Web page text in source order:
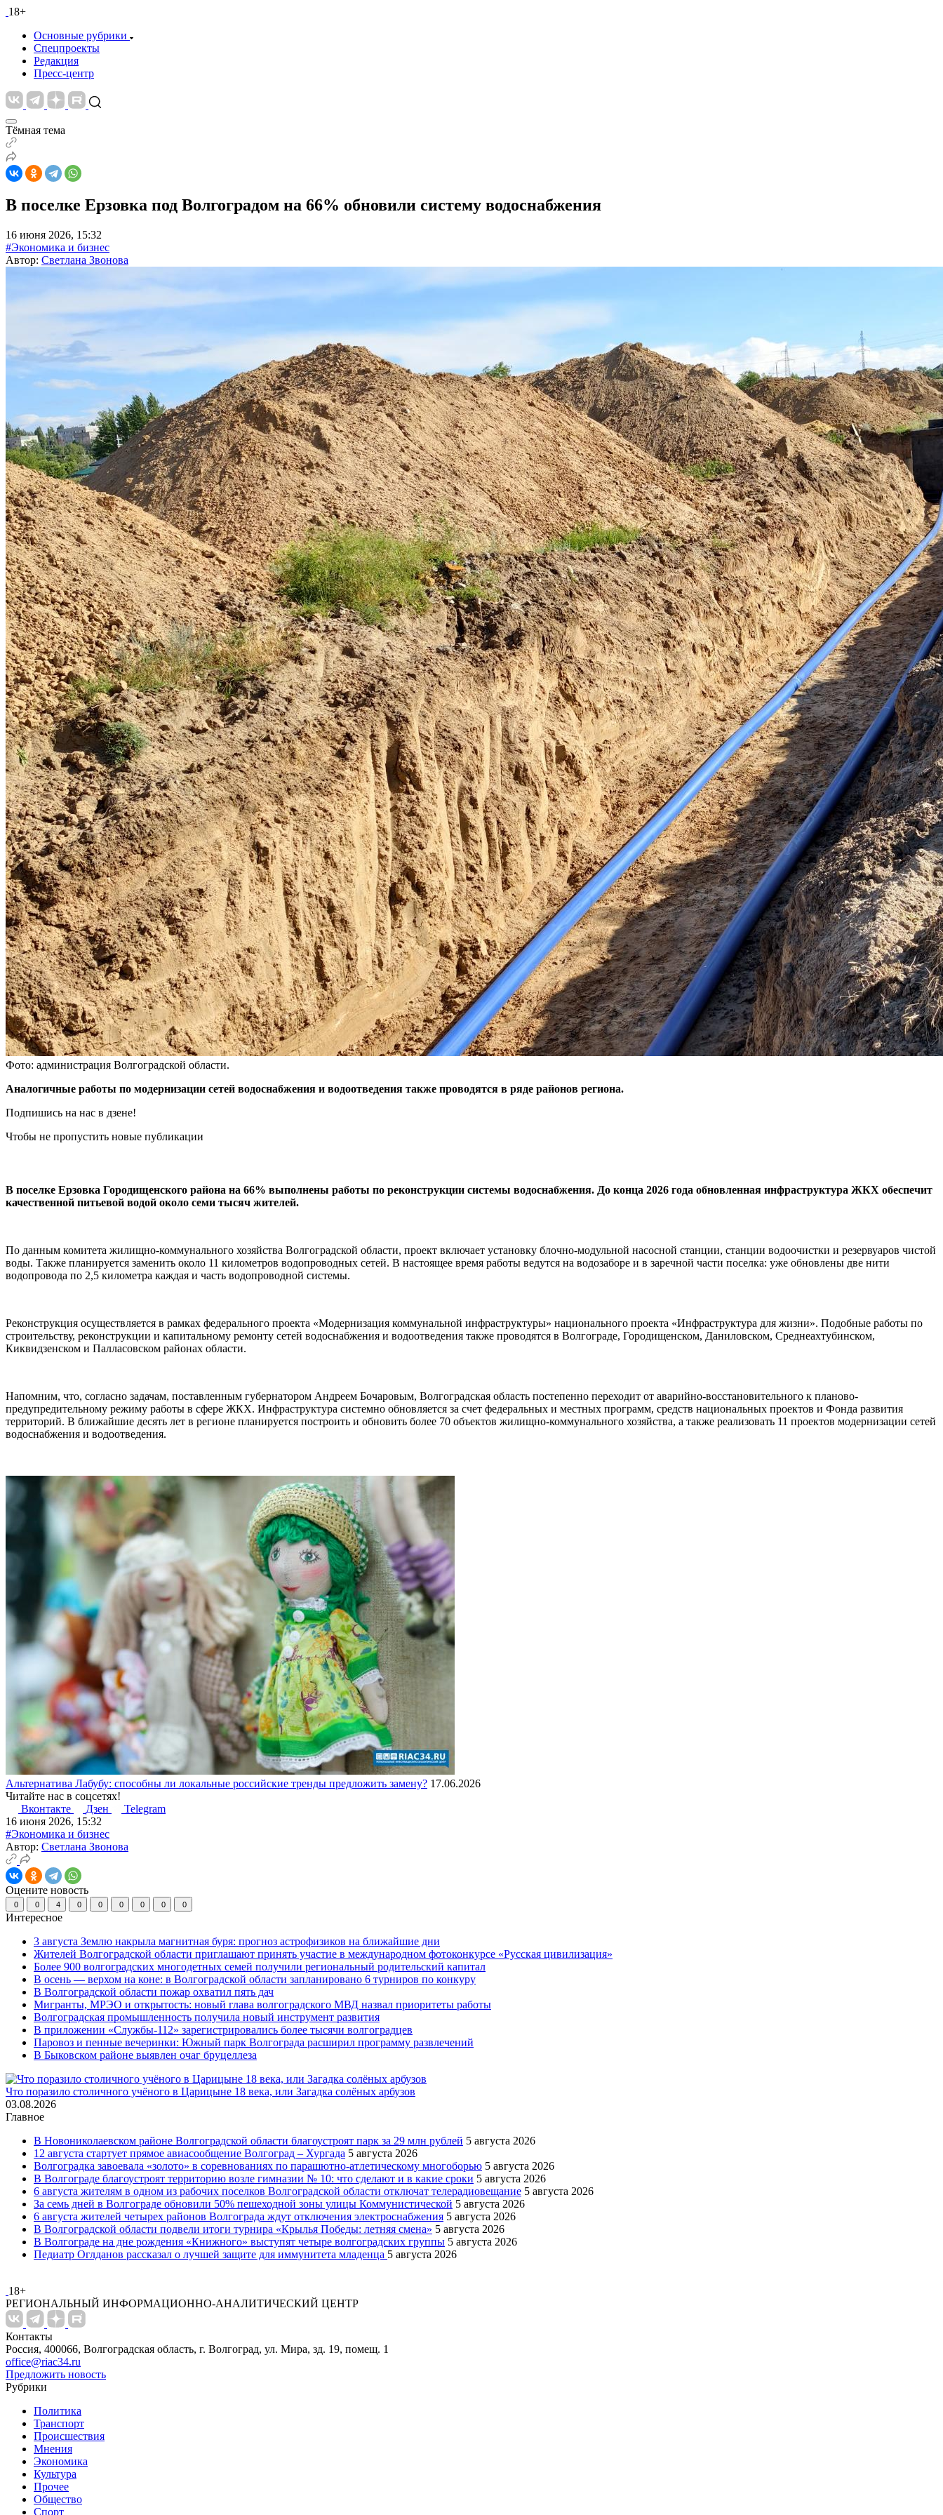
18+
Основные рубрики
Спецпроекты
Редакция
Пресс-центр
Тёмная тема
В поселке Ерзовка под Волгоградом на 66% обновили систему водоснабжения
16 июня 2026, 15:32
#Экономика и бизнес
Автор: Светлана Звонова
Фото: администрация Волгоградской области.
Аналогичные работы по модернизации сетей водоснабжения и водоотведения также проводятся в ряде районов региона.
Подпишись на нас в дзене!
Чтобы не пропустить новые публикации
В поселке Ерзовка Городищенского района на 66% выполнены работы по реконструкции системы водоснабжения. До конца 2026 года обновленная инфраструктура ЖКХ обеспечит
качественной питьевой водой около семи тысяч жителей.
По данным комитета жилищно-коммунального хозяйства Волгоградской области, проект включает установку блочно-модульной насосной станции, станции водоочистки и резервуаров чистой
воды. Также планируется заменить около 11 километров водопроводных сетей. В настоящее время работы ведутся на водозаборе и в заречной части поселка: уже обновлены две нити
водопровода по 2,5 километра каждая и часть водопроводной системы.
Реконструкция осуществляется в рамках федерального проекта «Модернизация коммунальной инфраструктуры» национального проекта «Инфраструктура для жизни». Подобные работы по
строительству, реконструкции и капитальному ремонту сетей водоснабжения и водоотведения также проводятся в Волгограде, Городищенском, Даниловском, Среднеахтубинском,
Киквидзенском и Палласовском районах области.
Напомним, что, согласно задачам, поставленным губернатором Андреем Бочаровым, Волгоградская область постепенно переходит от аварийно-восстановительного к планово-
предупредительному режиму работы в сфере ЖКХ. Инфраструктура системно обновляется за счет федеральных и местных программ, средств национальных проектов и Фонда развития
территорий. В ближайшие десять лет в регионе планируется построить и обновить более 70 объектов жилищно-коммунального хозяйства, а также реализовать 11 проектов модернизации сетей
водоснабжения и водоотведения.
Альтернатива Лабубу: способны ли локальные российские тренды предложить замену? 17.06.2026
Читайте нас в соцсетях!
Вконтакте
Дзен
Telegram
16 июня 2026, 15:32
#Экономика и бизнес
Автор: Светлана Звонова
Оцените новость
0 0 4 0 0 0 0 0 0
Интересное
3 августа Землю накрыла магнитная буря: прогноз астрофизиков на ближайшие дни
Жителей Волгоградской области приглашают принять участие в международном фотоконкурсе «Русская цивилизация»
Более 900 волгоградских многодетных семей получили региональный родительский капитал
В осень — верхом на коне: в Волгоградской области запланировано 6 турниров по конкуру
В Волгоградской области пожар охватил пять дач
Мигранты, МРЭО и открытость: новый глава волгоградского МВД назвал приоритеты работы
Волгоградская промышленность получила новый инструмент развития
В приложении «Службы-112» зарегистрировались более тысячи волгоградцев
Паровоз и пенные вечеринки: Южный парк Волгограда расширил программу развлечений
В Быковском районе выявлен очаг бруцеллеза
Что поразило столичного учёного в Царицыне 18 века, или Загадка солёных арбузов
03.08.2026
Главное
В Новониколаевском районе Волгоградской области благоустроят парк за 29 млн рублей 5 августа 2026
12 августа стартует прямое авиасообщение Волгоград – Хургада 5 августа 2026
Волгоградка завоевала «золото» в соревнованиях по парашютно-атлетическому многоборью 5 августа 2026
В Волгограде благоустроят территорию возле гимназии № 10: что сделают и в какие сроки 5 августа 2026
6 августа жителям в одном из рабочих поселков Волгоградской области отключат телерадиовещание 5 августа 2026
За семь дней в Волгограде обновили 50% пешеходной зоны улицы Коммунистической 5 августа 2026
6 августа жителей четырех районов Волгограда ждут отключения электроснабжения 5 августа 2026
В Волгоградской области подвели итоги турнира «Крылья Победы: летняя смена» 5 августа 2026
В Волгограде на дне рождения «Книжного» выступят четыре волгоградских группы 5 августа 2026
Педиатр Оглданов рассказал о лучшей защите для иммунитета младенца 5 августа 2026
18+
РЕГИОНАЛЬНЫЙ ИНФОРМАЦИОННО-АНАЛИТИЧЕСКИЙ ЦЕНТР
Контакты
Россия, 400066, Волгоградская область, г. Волгоград, ул. Мира, зд. 19, помещ. 1
office@riac34.ru
Предложить новость
Рубрики
Политика
Транспорт
Происшествия
Мнения
Экономика
Культура
Прочее
Общество
Спорт